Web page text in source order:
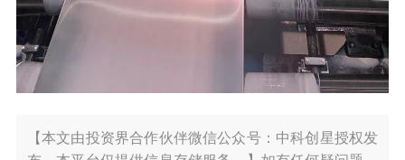
【本文由投资界合作伙伴微信公众号：中科创星授权发